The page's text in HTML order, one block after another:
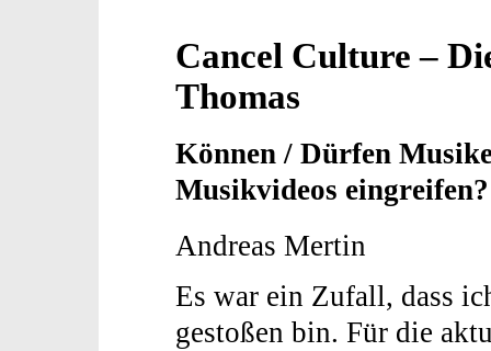
Cancel Culture –
Thomas
Können / Dürfen
Musikvideos eingreifen?
Andreas Mertin
Es war ein Zufall, dass
gestoßen bin. Für die